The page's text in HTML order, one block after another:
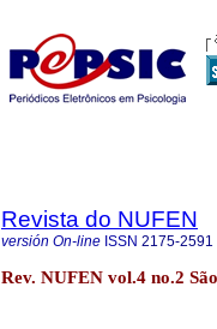
Revista do NUFEN
versión On-line ISSN 2175-2591
Rev. NUFEN vol.4 no.2